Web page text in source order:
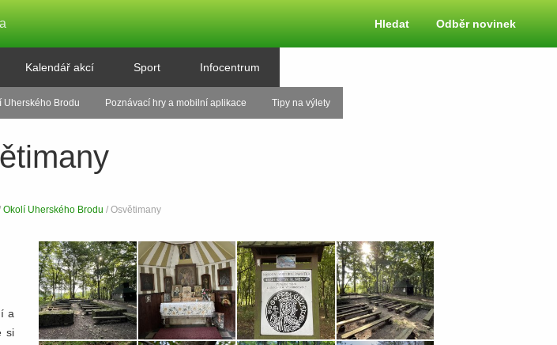
Hledat Odběr novinek
Uherského Brodu Poznávací hry a mobilní aplikace Tipy na výlety
Kalendář akcí Sport Infocentrum
Okolí Uherského Brodu / Osvětimany
a
si